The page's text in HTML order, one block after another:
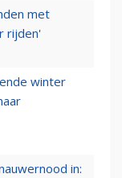
met
rijden'
winter
in: